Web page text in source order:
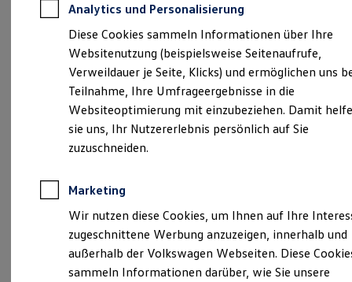
Kfz-Versicherung
Restschuldversicherungen
Garantien
Wartungsverträge
Geschäftskunden
Professional Class bei Volkswagen
Großkunden
Behörden
Direktkunden
Sonderfahrzeuge
Anpfiff zum Gewinn
Elektroautos
ID. Tutorials
Elektrofahrzeugkonzepte
Reichweite
Reichweite der ID. Modelle
Reichweite im Winter
Verantwortlich für die Inhalte auf dieser Seite ist die Auto-
Zentrum Schwinn GmbH & Co. KG (Impressum & Rechtliches)
Im Flürchen 27, 66571 Eppelborn
service@auto-zentrum-schwinn.de
Montag
Sonntag
Geschlossen
Analytics und Personalisierung
Diese Cookies sammeln Informationen über Ihre
Websitenutzung (beispielsweise Seitenaufrufe,
Verweildauer je Seite, Klicks) und ermöglichen uns
Teilnahme, Ihre Umfrageergebnisse in die
Websiteoptimierung mit einzubeziehen. Damit
sie uns, Ihr Nutzererlebnis persönlich auf Sie
zuzuschneiden.
Marketing
Wir nutzen diese Cookies, um Ihnen auf Ihre
zugeschnittene Werbung anzuzeigen, innerhalb und
außerhalb der Volkswagen Webseiten. Diese
sammeln Informationen darüber, wie Sie unsere